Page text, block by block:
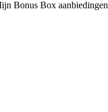
Bonus Box aanbiedingen